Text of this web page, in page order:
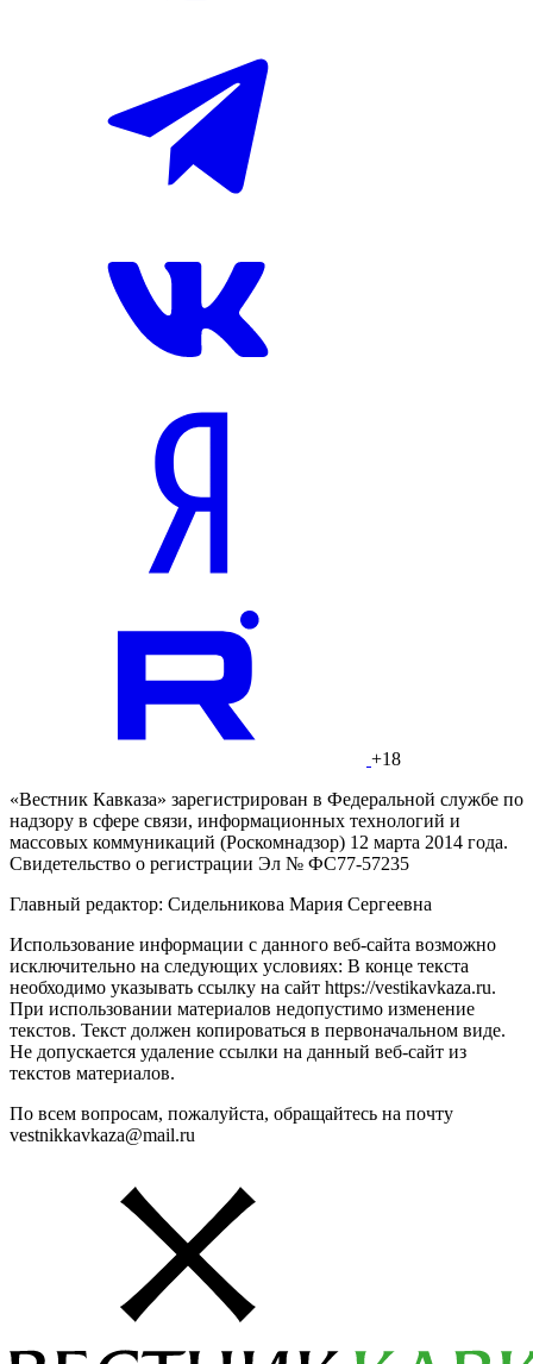
+18
«Вестник Кавказа» зарегистрирован в Федеральной службе по
надзору в сфере связи, информационных технологий и
массовых коммуникаций (Роскомнадзор) 12 марта 2014 года.
Свидетельство о регистрации Эл № ФС77-57235
Главный редактор: Сидельникова Мария Сергеевна
Использование информации с данного веб-сайта возможно
исключительно на следующих условиях: В конце текста
необходимо указывать ссылку на сайт https://vestikavkaza.ru.
При использовании материалов недопустимо изменение
текстов. Текст должен копироваться в первоначальном виде.
Не допускается удаление ссылки на данный веб-сайт из
текстов материалов.
По всем вопросам, пожалуйста, обращайтесь на почту
vestnikkavkaza@mail.ru